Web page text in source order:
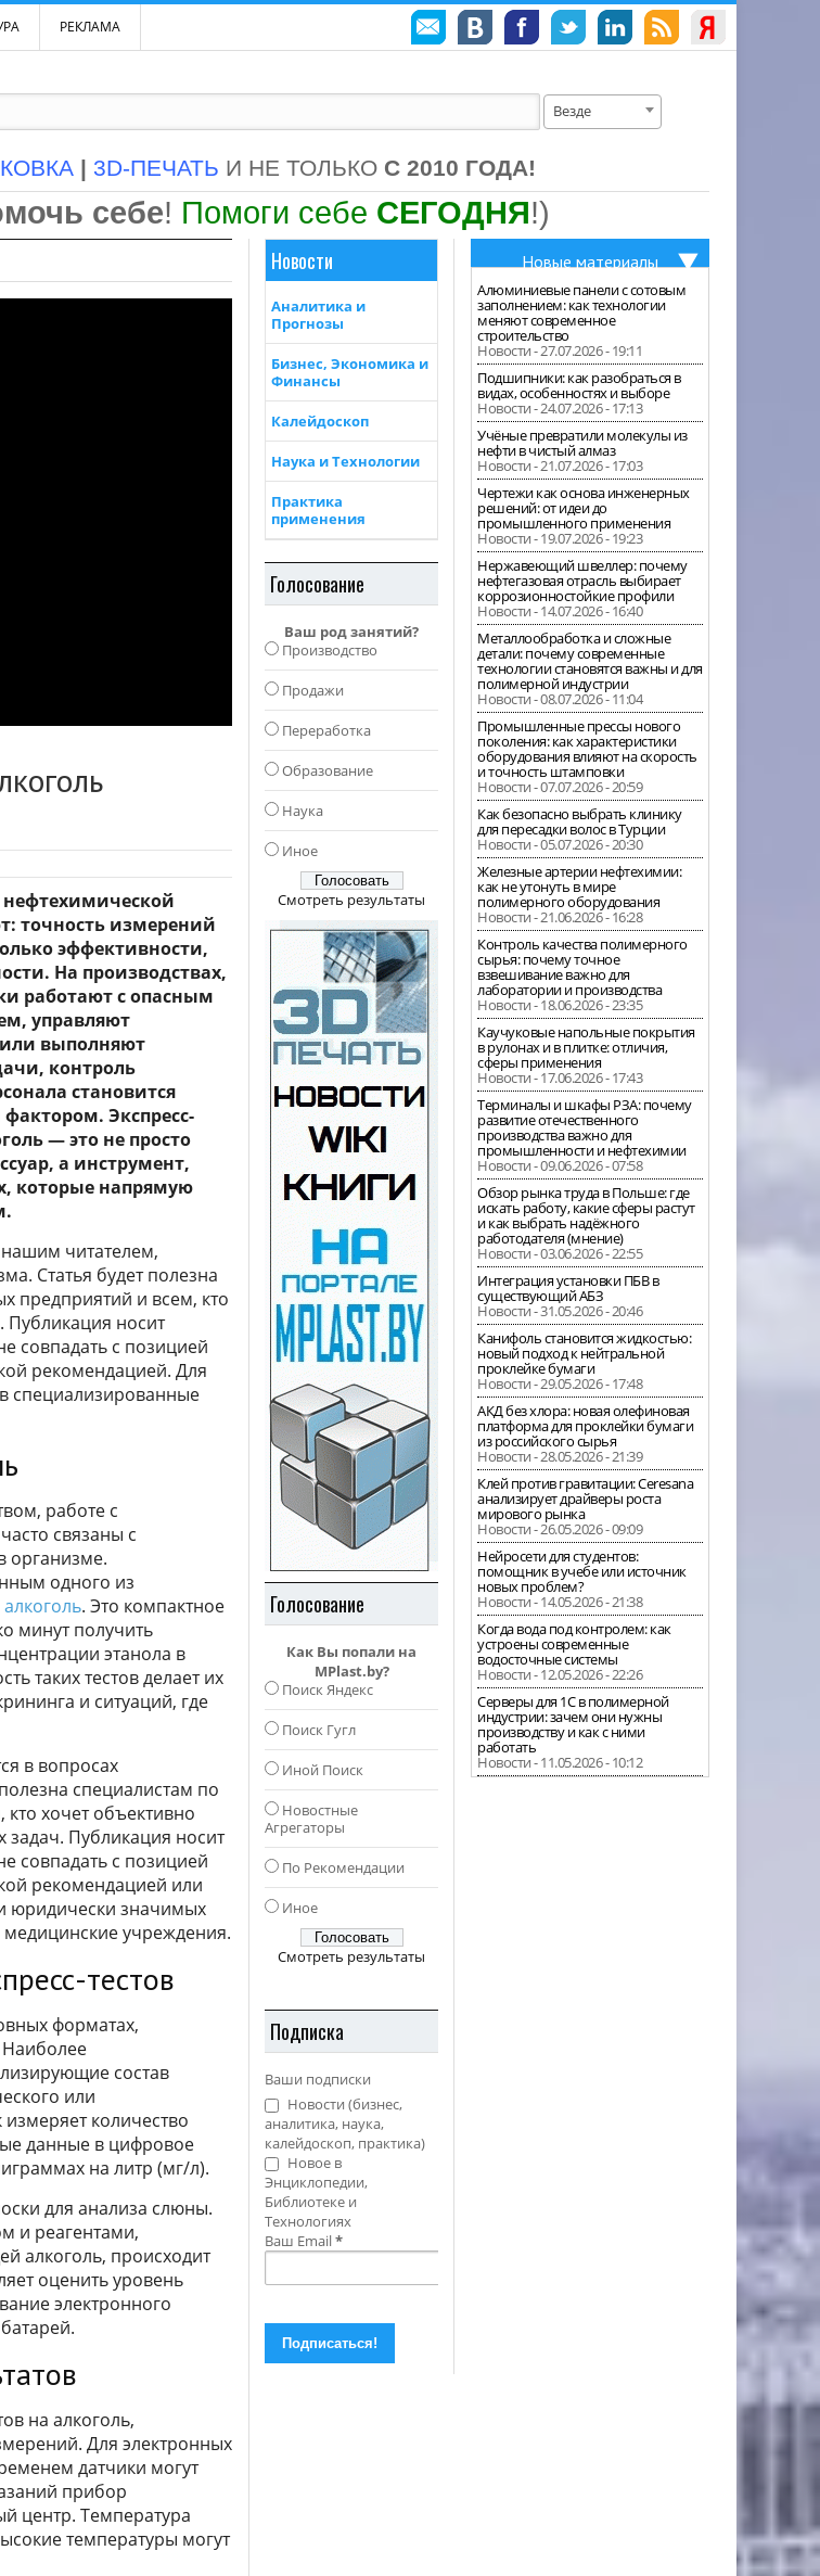
РЕКЛАМА
Везде
| 3D-ПЕЧАТЬ И НЕ ТОЛЬКО С 2010 ГОДА!
себе! Помоги себе СЕГОДНЯ!)
точность измерений
эффективности,
На производствах,
работают с опасным
управляют
выполняют
контроль
становится
Экспресс-
— это не просто
а инструмент,
которые напрямую
читателем,
Статья будет полезна
предприятий и всем, кто
Публикация носит
совпадать с позицией
рекомендацией. Для
специализированные
работе с
связаны с
организме.
одного из
алкоголь. Это компактное
минут получить
этанола в
таких тестов делает их
и ситуаций, где
в вопросах
специалистам по
хочет объективно
задач. Публикация носит
совпадать с позицией
рекомендацией или
юридически значимых
учреждения.
тестов
форматах,
состав
или
количество
данные в цифровое
на литр (мг/л).
для анализа слюны.
и реагентами,
алкоголь, происходит
оценить уровень
электронного
на алкоголь,
Для электронных
датчики могут
прибор
центр. Температура
температуры могут
Новости
Аналитика и
Прогнозы
Бизнес, Экономика и
Финансы
Калейдоскоп
Наука и Технологии
Практика
применения
Голосование
Ваш род занятий?
Производство
Продажи
Переработка
Образование
Наука
Иное
Смотреть результаты
Голосование
Как Вы попали на
MPlast.by?
Поиск Яндекс
Поиск Гугл
Иной Поиск
Новостные
Агрегаторы
По Рекомендации
Иное
Смотреть результаты
Подписка
Ваши подписки
Новости (бизнес,
аналитика, наука,
калейдоскоп, практика)
Новое в
Энциклопедии,
Библиотеке и
Технологиях
Ваш Email*
Новые материалы
Алюминиевые панели с сотовым
заполнением: как технологии
меняют современное
строительство
Новости - 27.07.2026 - 19:11
Подшипники: как разобраться в
видах, особенностях и выборе
Новости - 24.07.2026 - 17:13
Учёные превратили молекулы из
нефти в чистый алмаз
Новости - 21.07.2026 - 17:03
Чертежи как основа инженерных
решений: от идеи до
промышленного применения
Новости - 19.07.2026 - 19:23
Нержавеющий швеллер: почему
нефтегазовая отрасль выбирает
коррозионностойкие профили
Новости - 14.07.2026 - 16:40
Металлообработка и сложные
детали: почему современные
технологии становятся важны и для
полимерной индустрии
Новости - 08.07.2026 - 11:04
Промышленные прессы нового
поколения: как характеристики
оборудования влияют на скорость
и точность штамповки
Новости - 07.07.2026 - 20:59
Как безопасно выбрать клинику
для пересадки волос в Турции
Новости - 05.07.2026 - 20:30
Железные артерии нефтехимии:
как не утонуть в мире
полимерного оборудования
Новости - 21.06.2026 - 16:28
Контроль качества полимерного
сырья: почему точное
взвешивание важно для
лаборатории и производства
Новости - 18.06.2026 - 23:35
Каучуковые напольные покрытия
в рулонах и в плитке: отличия,
сферы применения
Новости - 17.06.2026 - 17:43
Терминалы и шкафы РЗА: почему
развитие отечественного
производства важно для
промышленности и нефтехимии
Новости - 09.06.2026 - 07:58
Обзор рынка труда в Польше: где
искать работу, какие сферы растут
и как выбрать надёжного
работодателя (мнение)
Новости - 03.06.2026 - 22:55
Интеграция установки ПБВ в
существующий АБЗ
Новости - 31.05.2026 - 20:46
Канифоль становится жидкостью:
новый подход к нейтральной
проклейке бумаги
Новости - 29.05.2026 - 17:48
АКД без хлора: новая олефиновая
платформа для проклейки бумаги
из российского сырья
Новости - 28.05.2026 - 21:39
Клей против гравитации: Ceresana
анализирует драйверы роста
мирового рынка
Новости - 26.05.2026 - 09:09
Нейросети для студентов:
помощник в учебе или источник
новых проблем?
Новости - 14.05.2026 - 21:38
Когда вода под контролем: как
устроены современные
водосточные системы
Новости - 12.05.2026 - 22:26
Серверы для 1С в полимерной
индустрии: зачем они нужны
производству и как с ними
работать
Новости - 11.05.2026 - 10:12